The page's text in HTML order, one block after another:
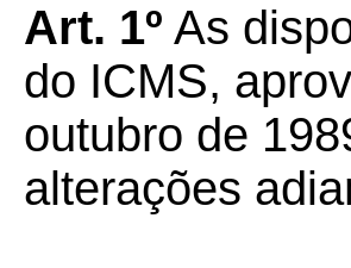
Art. 1º As
do ICMS,
outubro de
alterações